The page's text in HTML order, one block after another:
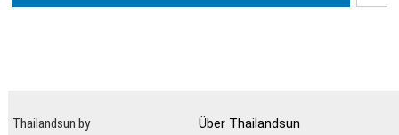
Thailandsun by
Über Thailandsun